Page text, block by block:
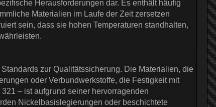
Herausforderungen dar. Es enthält häufig
Materialien im Laufe der Zeit zersetzen
sein, dass sie hohen Temperaturen standhalten,
zur Qualitätssicherung. Die Materialien, die
oder Verbundwerkstoffe, die Festigkeit mit
– ist aufgrund seiner hervorragenden
Nickelbasislegierungen oder beschichtete